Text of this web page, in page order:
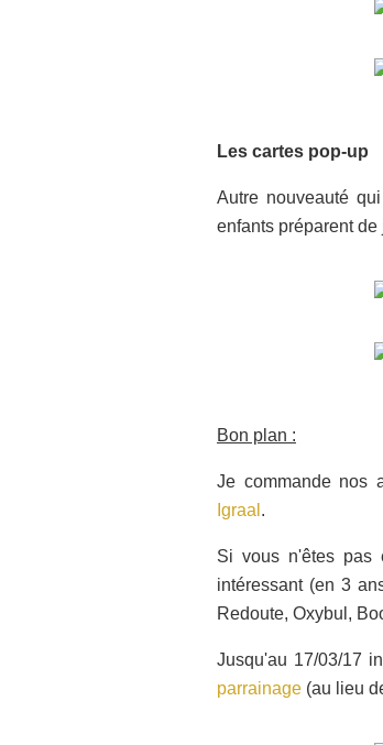
Les cartes pop-up
Autre nouveauté
enfants préparent
Bon plan :
Je commande nos
Igraal .
Si vous n'êtes pas
intéressant (en 3
Redoute, Oxybul,
Jusqu'au 17/03/17
parrainage (au lieu